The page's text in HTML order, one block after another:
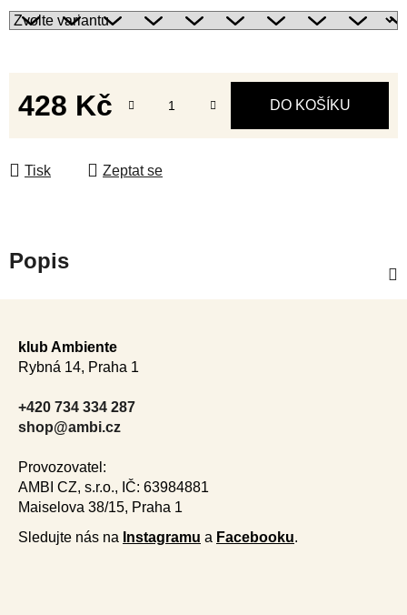
428 Kč DO KOŠÍKU
Tisk Zeptat se
Popis
klub Ambiente
Rybná 14, Praha 1
+420 734 334 287
shop@ambi.cz
Provozovatel:
AMBI CZ, s.r.o., IČ: 63984881
Maiselova 38/15, Praha 1
Sledujte nás na Instagramu a Facebooku.